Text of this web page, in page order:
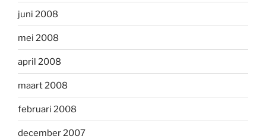
juni 2008
mei 2008
april 2008
maart 2008
februari 2008
december 2007